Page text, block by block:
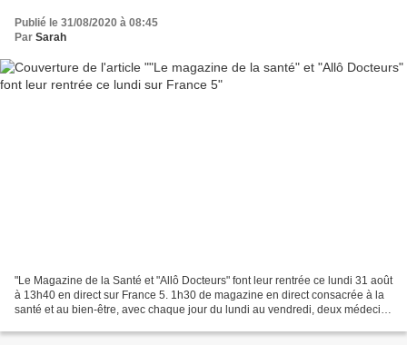
Publié le 31/08/2020 à 08:45
Par Sarah
"Le Magazine de la Santé et "Allô Docteurs" font leur rentrée ce lundi 31 août
à 13h40 en direct sur France 5. 1h30 de magazine en direct consacrée à la
santé et au bien-être, avec chaque jour du lundi au vendredi, deux médecins